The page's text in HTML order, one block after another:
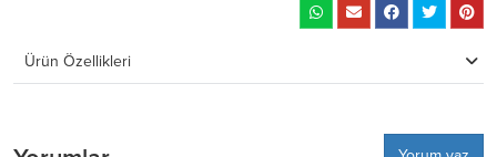
Ürün Özellikleri